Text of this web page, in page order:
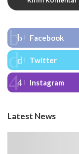
Facebook
Twitter
Instagram
Latest News